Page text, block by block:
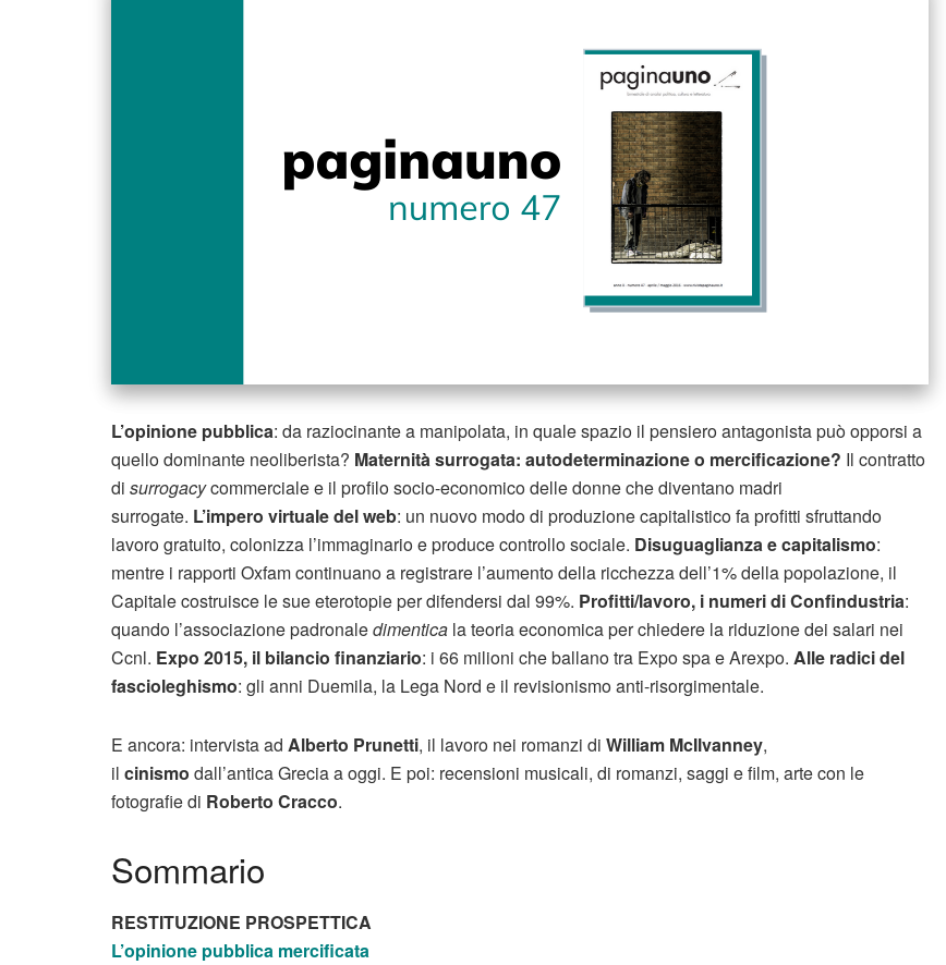
L’opinione pubblica: da raziocinante a manipolata, in quale spazio il pensiero antagonista può opporsi a
quello dominante neoliberista? Maternità surrogata: autodeterminazione o mercificazione? Il contratto
di surrogacycommerciale e il profilo socio-economico delle donne che diventano madri
surrogate. L’impero virtuale del web: un nuovo modo di produzione capitalistico fa profitti sfruttando
lavoro gratuito, colonizza l’immaginario e produce controllo sociale. Disuguaglianza e capitalismo:
mentre i rapporti Oxfam continuano a registrare l’aumento della ricchezza dell’1% della popolazione, il
Capitale costruisce le sue eterotopie per difendersi dal 99%. Profitti/lavoro, i numeri di Confindustria:
quando l’associazione padronaledimentica la teoria economica per chiedere la riduzione dei salari nei
Ccnl. Expo 2015, il bilancio finanziario: i 66 milioni che ballano tra Expo spa e Arexpo. Alle radici del
fascioleghismo: gli anni Duemila, la Lega Nord e il revisionismo anti-risorgimentale.
E ancora: intervista ad Alberto Prunetti, il lavoro nei romanzi di William McIlvanney,
il cinismo dall’antica Grecia a oggi. E poi: recensioni musicali, di romanzi, saggi e film, arte con le
fotografie di Roberto Cracco.
Sommario
RESTITUZIONE PROSPETTICA
L’opinione pubblica mercificata